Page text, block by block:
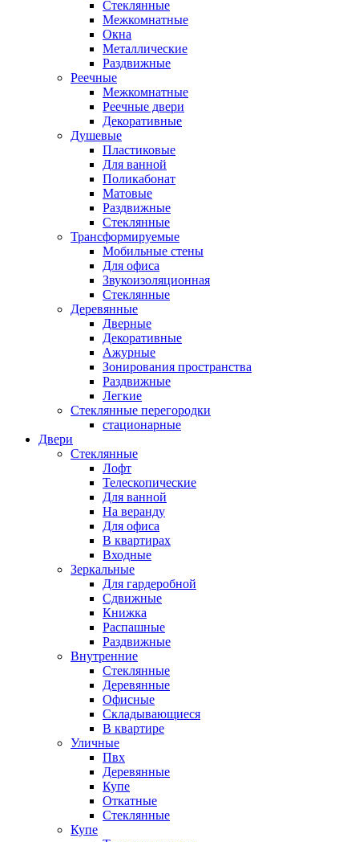
Стеклянные
Межкомнатные
Окна
Металлические
Раздвижные
Реечные
Межкомнатные
Реечные двери
Декоративные
Душевые
Пластиковые
Для ванной
Поликабонат
Матовые
Раздвижные
Стеклянные
Трансформируемые
Мобильные стены
Для офиса
Звукоизоляционная
Стеклянные
Деревянные
Дверные
Декоративные
Ажурные
Зонирования пространства
Раздвижные
Легкие
Стеклянные перегородки
стационарные
Двери
Стеклянные
Лофт
Телескопические
Для ванной
На веранду
Для офиса
В квартирах
Входные
Зеркальные
Для гардеробной
Сдвижные
Книжка
Распашные
Раздвижные
Внутренние
Стеклянные
Деревянные
Офисные
Складывающиеся
В квартире
Уличные
Пвх
Деревянные
Купе
Откатные
Стеклянные
Купе